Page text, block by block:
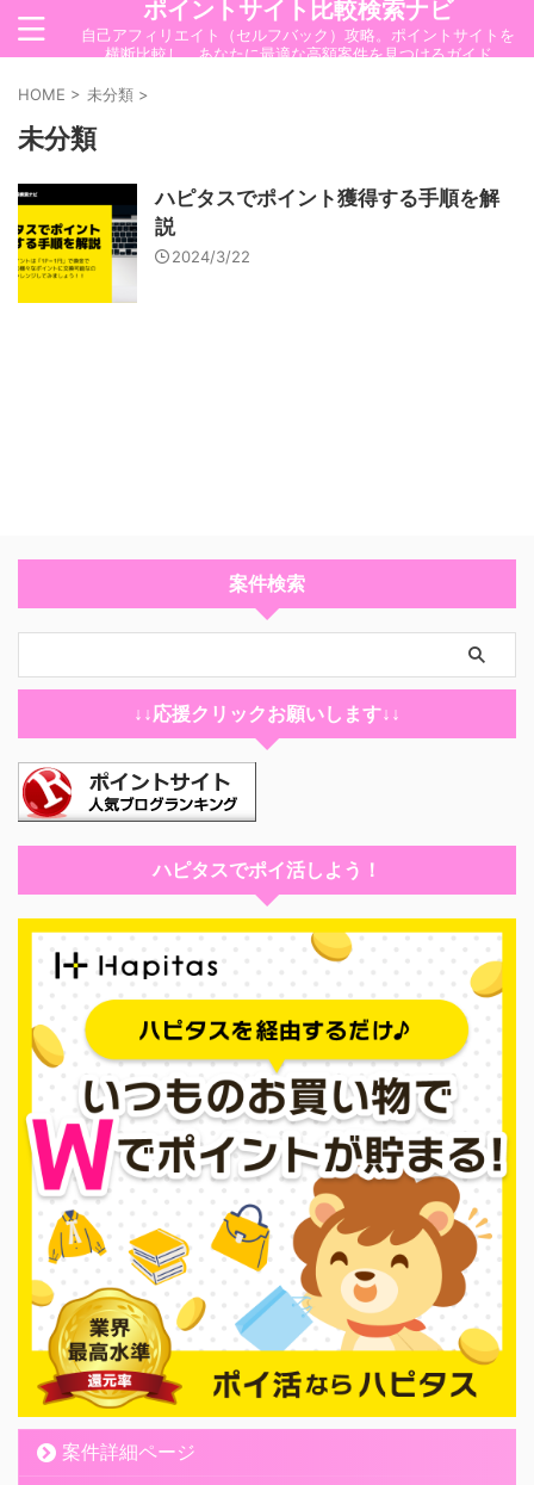
ポイントサイト比較検索ナビ
自己アフィリエイト（セルフバック）攻略。ポイントサイトを
横断比較し、あなたに最適な高額案件を見つけるガイド
HOME > 未分類 >
未分類
ハピタスでポイント獲得する手順を解
説
2024/3/22
案件検索
↓↓応援クリックお願いします↓↓
ハピタスでポイ活しよう！
案件詳細ページ